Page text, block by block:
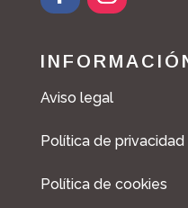
Aviso legal
Política de privacidad
Política de cookies